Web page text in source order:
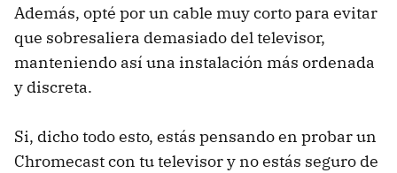
Además, opté por un cable muy corto para evitar
que sobresaliera demasiado del televisor,
manteniendo así una instalación más ordenada
y discreta.
Si, dicho todo esto, estás pensando en probar un
Chromecast con tu televisor y no estás seguro de